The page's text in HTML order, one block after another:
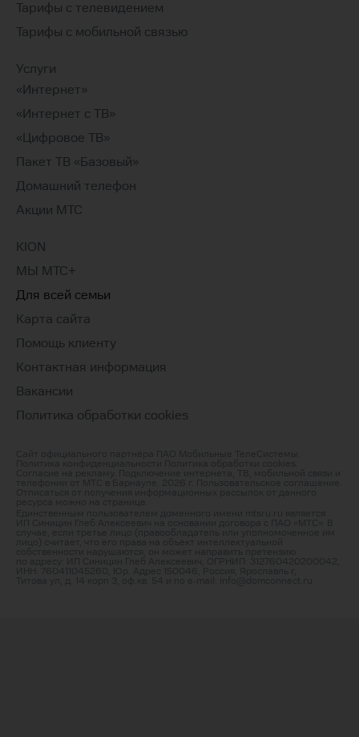
Тарифы с телевидением
Тарифы с мобильной связью
Услуги
«Интернет»
«Интернет с ТВ»
«Цифровое ТВ»
Пакет ТВ «Базовый»
Домашний телефон
Акции МТС
KION
МЫ МТС+
Для всей семьи
Карта сайта
Помощь клиенту
Контактная информация
Вакансии
Политика обработки cookies